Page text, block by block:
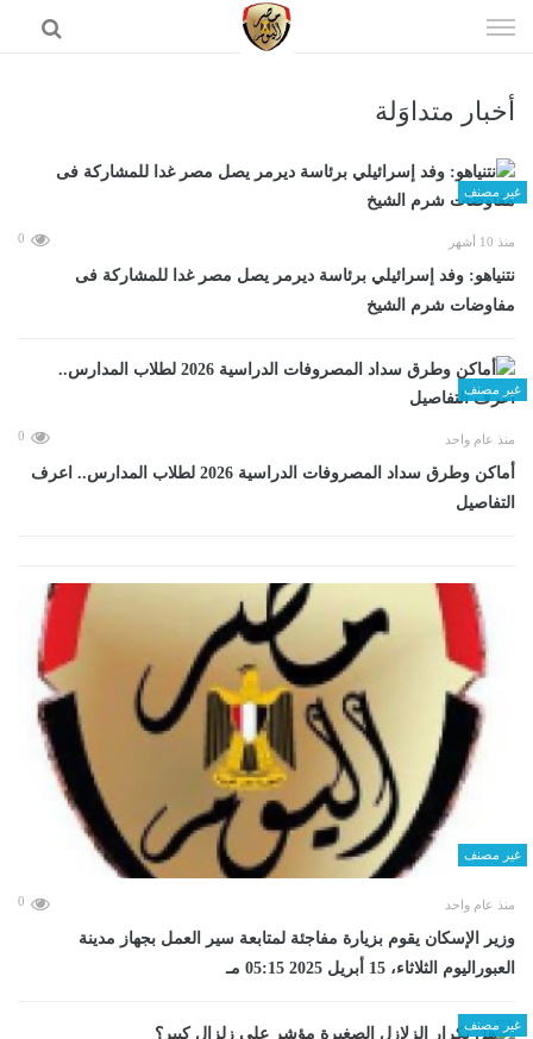
الى
أخبار متداوَلة
غير مصنف
منذ 10 أشهر 0
نتنياهو: وفد إسرائيلي برئاسة ديرمر يصل مصر غدا للمشاركة فى
مفاوضات شرم الشيخ
غير مصنف
منذ عام واحد 0
أماكن وطرق سداد المصروفات الدراسية 2026 لطلاب المدارس.. اعرف
التفاصيل
غير مصنف
منذ عام واحد 0
وزير الإسكان يقوم بزيارة مفاجئة لمتابعة سير العمل بجهاز مدينة
العبوراليوم الثلاثاء، 15 أبريل 2025 05:15 مـ
غير مصنف